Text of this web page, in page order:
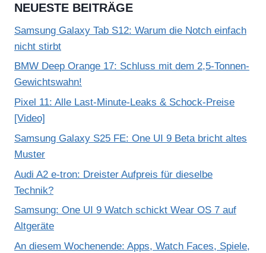
n
NEUESTE BEITRÄGE
Samsung Galaxy Tab S12: Warum die Notch einfach
nicht stirbt
BMW Deep Orange 17: Schluss mit dem 2,5-Tonnen-
Gewichtswahn!
Pixel 11: Alle Last-Minute-Leaks & Schock-Preise
[Video]
Samsung Galaxy S25 FE: One UI 9 Beta bricht altes
Muster
Audi A2 e-tron: Dreister Aufpreis für dieselbe
Technik?
Samsung: One UI 9 Watch schickt Wear OS 7 auf
Altgeräte
An diesem Wochenende: Apps, Watch Faces, Spiele,